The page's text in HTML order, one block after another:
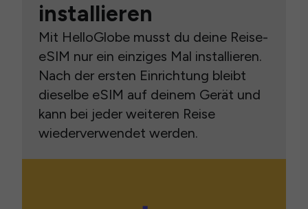
installieren
Mit HelloGlobe musst du deine Reise-
eSIM nur ein einziges Mal installieren.
Nach der ersten Einrichtung bleibt
dieselbe eSIM auf deinem Gerät und
kann bei jeder weiteren Reise
wiederverwendet werden.